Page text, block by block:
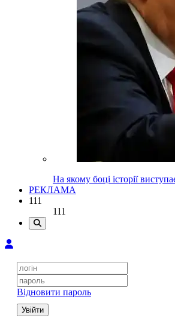
На якому боці історії
РЕКЛАМА
111
111
Відновити пароль
Увійти